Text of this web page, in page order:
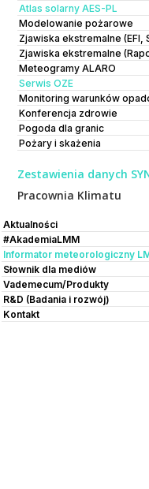
Atlas solarny AES-PL
Modelowanie pożarowe
Zjawiska ekstremalne (EFI,
Zjawiska ekstremalne
Meteogramy ALARO
Serwis OZE
Monitoring warunków
Konferencja zdrowie
Pogoda dla granic
Pożary i skażenia
Zestawienia danych
Pracownia Klimatu
Aktualności
#AkademiaLMM
Informator meteorologiczny
Słownik dla mediów
Vademecum/Produkty
R&D (Badania i rozwój)
Kontakt
Treść
dr Grzegorz
Opis